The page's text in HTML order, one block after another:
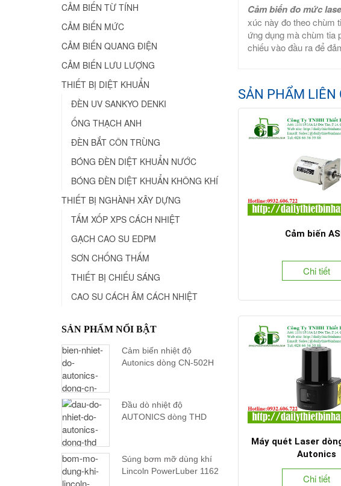
Cảm biến đo mức
xúc này đo theo chùm
ứng dụng mà chùm tia
chiếu vào đầu ra để
SẢN PHẨM LIÊN
Cảm biến
Chi tiết
Máy quét Laser
Autonics
Chi tiết
CẢM BIẾN TỪ TÍNH
CẢM BIẾN MỨC
CẢM BIẾN QUANG ĐIỆN
CẢM BIẾN LƯU LƯỢNG
THIẾT BỊ DIỆT KHUẨN
ĐÈN UV SANKYO DENKI
ỐNG THẠCH ANH
ĐÈN BẮT CÔN TRÙNG
BÓNG ĐÈN DIỆT KHUẨN NƯỚC
BÓNG ĐÈN DIỆT KHUẨN KHÔNG KHÍ
THIẾT BỊ NGHÀNH XÂY DỰNG
TẤM XỐP XPS CÁCH NHIỆT
GẠCH CAO SU EDPM
SƠN CHỐNG THẤM
THIẾT BỊ CHIẾU SÁNG
CAO SU CÁCH ÂM CÁCH NHIỆT
SẢN PHẨM NỔI BẬT
Cảm biến nhiệt độ
Autonics dòng CN-502H
Đầu dò nhiệt độ
AUTONICS dòng THD
Súng bơm mỡ dùng khí
Lincoln PowerLuber 1162